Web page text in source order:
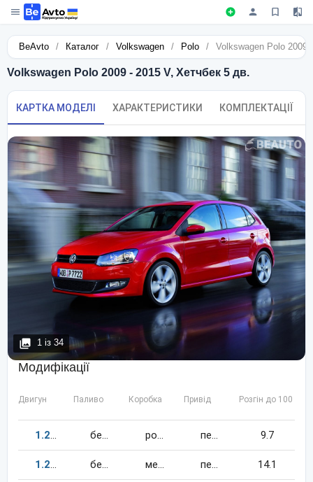
BeAvto / Каталог / Volkswagen / Polo / Volkswagen Polo 2009
Volkswagen Polo 2009 - 2015 V, Хетчбек 5 дв.
КАРТКА МОДЕЛІ ХАРАКТЕРИСТИКИ КОМПЛЕКТАЦІЇ
1 із 34
Модифікації
Двигун Паливо Коробка Привід Розгін до 100 км/
1.2105 бензин робот передній 9.7
1.270 бензин механіка передній 14.1